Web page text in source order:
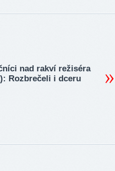
nad rakví režiséra
Rozbrečeli i dceru